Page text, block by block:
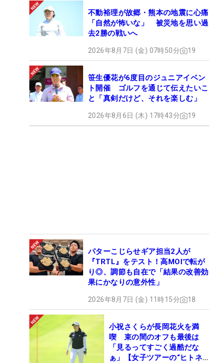
不動裕理が故郷・熊本の地震に心痛
「自然が怖いな」 被災地を思い過
去2勝の戦いへ
2026年8月7日 (金) 07時50分 19
笹生優花が6度目のジュニアイベン
ト開催 ゴルフを通じて伝えたいこ
と「真剣だけど、それを楽しむ」
2026年8月6日 (木) 17時43分 19
パターこじらせギア担当2人が
『TRTL』をテスト！高MOIで転が
り◎、調節も自在で「結果の改善効
果にかなりの意外性」
2026年8月7日 (金) 11時15分 18
小祝さくらが長岡花火を満
喫 束の間のオフも最後は
「見るってすごく過酷だな
ぁ」【女子ツアーの“ヒトネ